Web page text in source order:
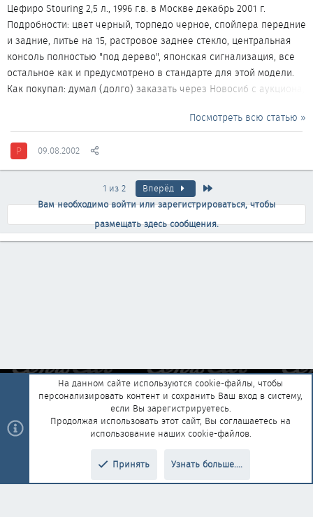
Цефиро Stouring 2,5 л., 1996 г.в. в Москве декабрь 2001 г.
Подробности: цвет черный, торпедо черное, спойлера передние
и задние, литье на 15, растровое заднее стекло, центральная
консоль полностью "под дерево", японская сигнализация, все
остальное как и предусмотрено в стандарте для этой модели.
Как покупал: думал (долго) заказать через Новосиб с аукциона,
стоимости. Залез в интернет и купил пробежную в г. Москве. До
покупки этого авто ездил на АЗЛК 412, ВАЗ 2106, 21093, 21213,
21102, ОПЕЛЬ ВЕКТРА 1,8, ТОЙОТА ВИСТА SV41VX. К праворульным
японцам пришел после долгих мучений с Опелем. Решил
покупать Тойоту, т.к. начитался...
Посмотреть всю статью »
P 09.08.2002
1 из 2 Вперёд
Вам необходимо войти или зарегистрироваться, чтобы
размещать здесь сообщения.
Обратная связь
Условия и правила
Политика конфиденциальности
Помощь Главная
R
add-ons by ThemeHouse Перевод от Jumuro®
На данном сайте используются cookie-файлы, чтобы
персонализировать контент и сохранить Ваш вход в систему,
если Вы зарегистрируетесь.
Продолжая использовать этот сайт, Вы соглашаетесь на
использование наших cookie-файлов.
Принять Узнать больше....